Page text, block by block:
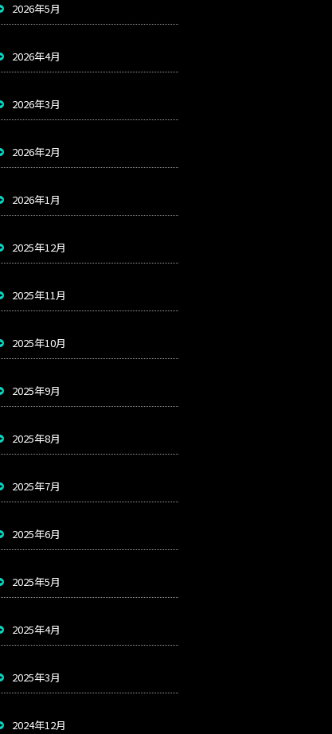
2026年5月
2026年4月
2026年3月
2026年2月
2026年1月
2025年12月
2025年11月
2025年10月
2025年9月
2025年8月
2025年7月
2025年6月
2025年5月
2025年4月
2025年3月
2024年12月